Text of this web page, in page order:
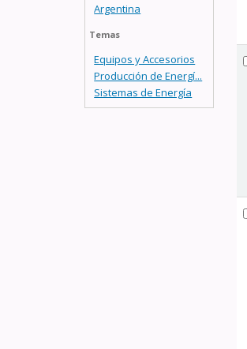
Argentina
Temas
Equipos y Accesorios
Producción de Energí...
Sistemas de Energía